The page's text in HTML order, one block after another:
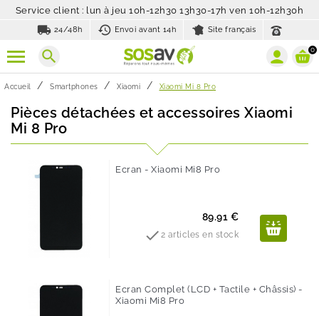
Service client : lun à jeu 10h-12h30 13h30-17h ven 10h-12h30h
local_shipping 24/48h history_toggle_off
Envoi avant 14h Site français
search 0
Accueil Smartphones Xiaomi Xiaomi Mi 8 Pro
Pièces détachées et accessoires Xiaomi
Mi 8 Pro
Ecran - Xiaomi Mi8 Pro
Prix
89.91 €
 2 articles en stock
Ecran Complet (LCD + Tactile + Châssis) -
Xiaomi Mi8 Pro